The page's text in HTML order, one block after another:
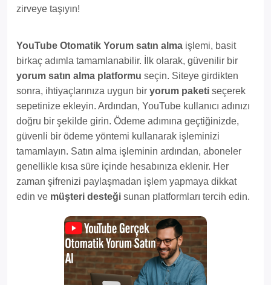
zirveye taşıyın!
YouTube Otomatik Yorum satın alma işlemi, basit
birkaç adımla tamamlanabilir. İlk olarak, güvenilir bir
yorum satın alma platformu seçin. Siteye girdikten
sonra, ihtiyaçlarınıza uygun bir yorum paketi seçerek
sepetinize ekleyin. Ardından, YouTube kullanıcı adınızı
doğru bir şekilde girin. Ödeme adımına geçtiğinizde,
güvenli bir ödeme yöntemi kullanarak işleminizi
tamamlayın. Satın alma işleminin ardından, aboneler
genellikle kısa süre içinde hesabınıza eklenir. Her
zaman şifrenizi paylaşmadan işlem yapmaya dikkat
edin ve müşteri desteği sunan platformları tercih edin.